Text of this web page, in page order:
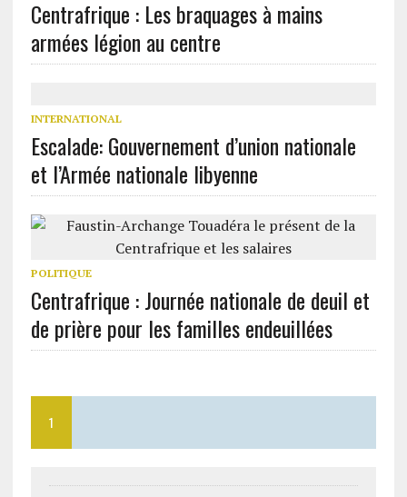
Centrafrique : Les braquages à mains
armées légion au centre
INTERNATIONAL
Escalade: Gouvernement d’union nationale
et l’Armée nationale libyenne
POLITIQUE
Centrafrique : Journée nationale de deuil et
de prière pour les familles endeuillées
1